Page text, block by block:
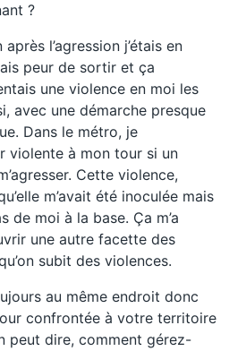
?
l’agression j’étais en
peur de sortir et ça
une violence en moi les
avec une démarche presque
Dans le métro, je
violente à mon tour si un
Cette violence,
m’avait été inoculée mais
de moi à la base. Ça m’a
une autre facette des
subit des violences.
au même endroit donc
confrontée à votre territoire
peut dire, comment gérez-